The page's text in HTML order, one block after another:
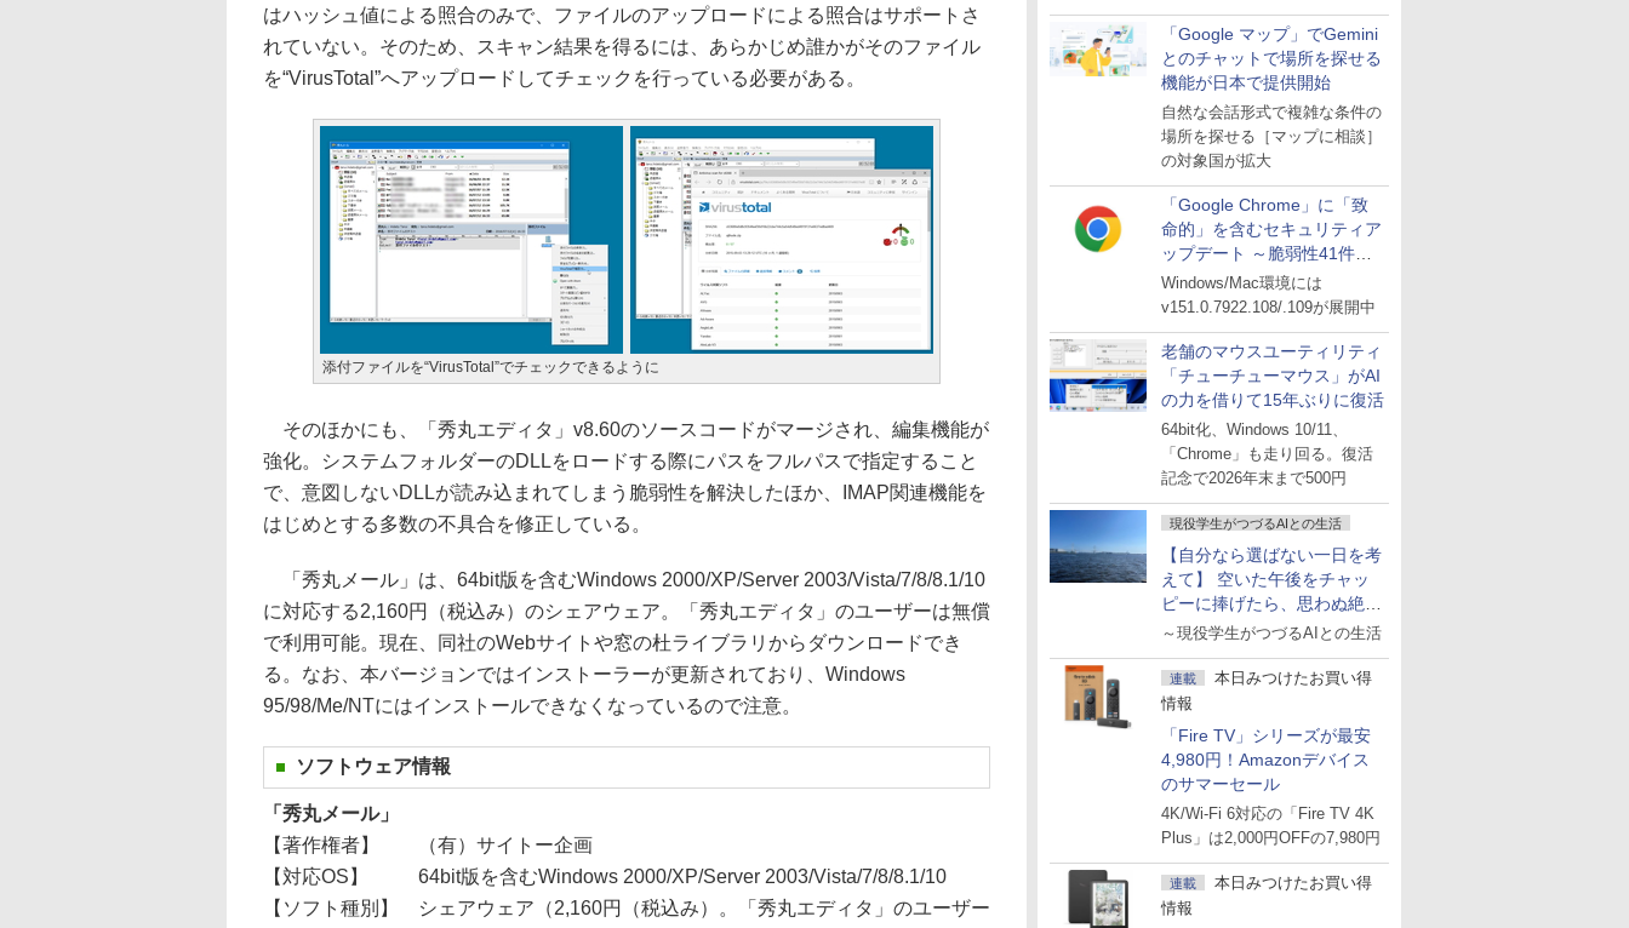
「Google マップ」でGemini
とのチャットで場所を探せる
機能が日本で提供開始
自然な会話形式で複雑な条件の
場所を探せる［マップに相談］
の対象国が拡大
「Google Chrome」に「致
命的」を含むセキュリティア
ップデート ～脆弱性41件に
対処
Windows/Mac環境には
v151.0.7922.108/.109が展開中
老舗のマウスユーティリティ
「チューチューマウス」がAI
の力を借りて15年ぶりに復活
64bit化、Windows 10/11、
「Chrome」も走り回る。復活
記念で2026年末まで500円
現役学生がつづるAIとの生活
【自分なら選ばない一日を考
えて】 空いた午後をチャッ
ピーに捧げたら、思わぬ絶景
に出会った話
～現役学生がつづるAIとの生活
連載
本日みつけたお買い得
情報
「Fire TV」シリーズが最安
4,980円！Amazonデバイス
のサマーセール
4K/Wi-Fi 6対応の「Fire TV 4K
Plus」は2,000円OFFの7,980円
連載
本日みつけたお買い得
情報
はハッシュ値による照合のみで、ファイルのアップロードによる照合はサポートさ
れていない。そのため、スキャン結果を得るには、あらかじめ誰かがそのファイル
を“VirusTotal”へアップロードしてチェックを行っている必要がある。
添付ファイルを“VirusTotal”でチェックできるように
そのほかにも、「秀丸エディタ」v8.60のソースコードがマージされ、編集機能が
強化。システムフォルダーのDLLをロードする際にパスをフルパスで指定すること
で、意図しないDLLが読み込まれてしまう脆弱性を解決したほか、IMAP関連機能を
はじめとする多数の不具合を修正している。
「秀丸メール」は、64bit版を含むWindows 2000/XP/Server 2003/Vista/7/8/8.1/10
に対応する2,160円（税込み）のシェアウェア。「秀丸エディタ」のユーザーは無償
で利用可能。現在、同社のWebサイトや窓の杜ライブラリからダウンロードでき
る。なお、本バージョンではインストーラーが更新されており、Windows
95/98/Me/NTにはインストールできなくなっているので注意。
ソフトウェア情報
「秀丸メール」
【著作権者】
（有）サイトー企画
【対応OS】
64bit版を含むWindows 2000/XP/Server 2003/Vista/7/8/8.1/10
【ソフト種別】
シェアウェア（2,160円（税込み）。「秀丸エディタ」のユーザー